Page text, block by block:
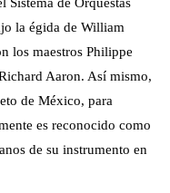
la égida de William
los maestros Philippe
Aaron. Así mismo,
de México, para
es reconocido como
de su instrumento en